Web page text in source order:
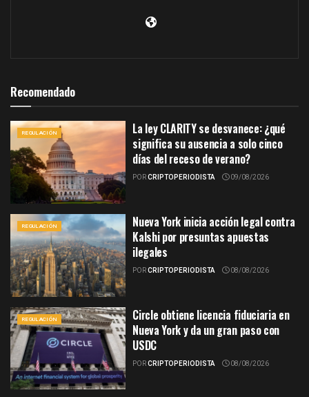
Recomendado
REGULACIÓN
La ley CLARITY se desvanece: ¿qué
significa su ausencia a solo cinco
días del receso de verano?
PORCRIPTOPERIODISTA 09/08/2026
REGULACIÓN
Nueva York inicia acción legal contra
Kalshi por presuntas apuestas
ilegales
PORCRIPTOPERIODISTA 08/08/2026
REGULACIÓN
Circle obtiene licencia fiduciaria en
Nueva York y da un gran paso con
USDC
PORCRIPTOPERIODISTA 08/08/2026